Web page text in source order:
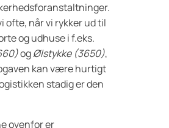
ofte, når vi rykker ud til
og udhuse i f.eks.
ogØlstykke (3650),
kan være hurtigt
stadig er den
ovenfor er